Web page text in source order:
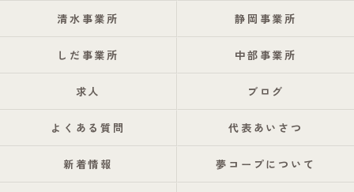
清水事業所 静岡事業所
しだ事業所 中部事業所
求人 ブログ
よくある質問 代表あいさつ
新着情報 夢コープについて